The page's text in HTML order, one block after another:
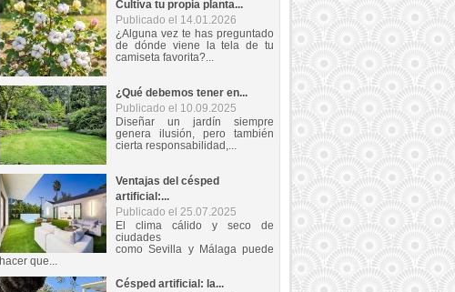
Cultiva tu propia planta...
Publicado el 14.01.2026
¿Alguna vez te has preguntado
de dónde viene la tela de tu
camiseta favorita?...
¿Qué debemos tener en...
Publicado el 10.09.2025
Diseñar un jardín siempre
genera ilusión, pero también
cierta responsabilidad,...
Ventajas del césped
artificial:...
Publicado el 25.07.2025
El clima cálido y seco de
ciudades
como Sevilla y Málaga puede
hacer que...
Césped artificial: la...